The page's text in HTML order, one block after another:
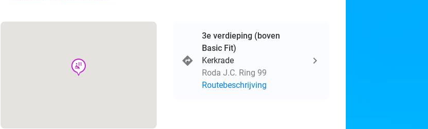
wellness
3e verdieping (boven
Basic Fit)
Kerkrade
Roda J.C. Ring 99
Routebeschrijving